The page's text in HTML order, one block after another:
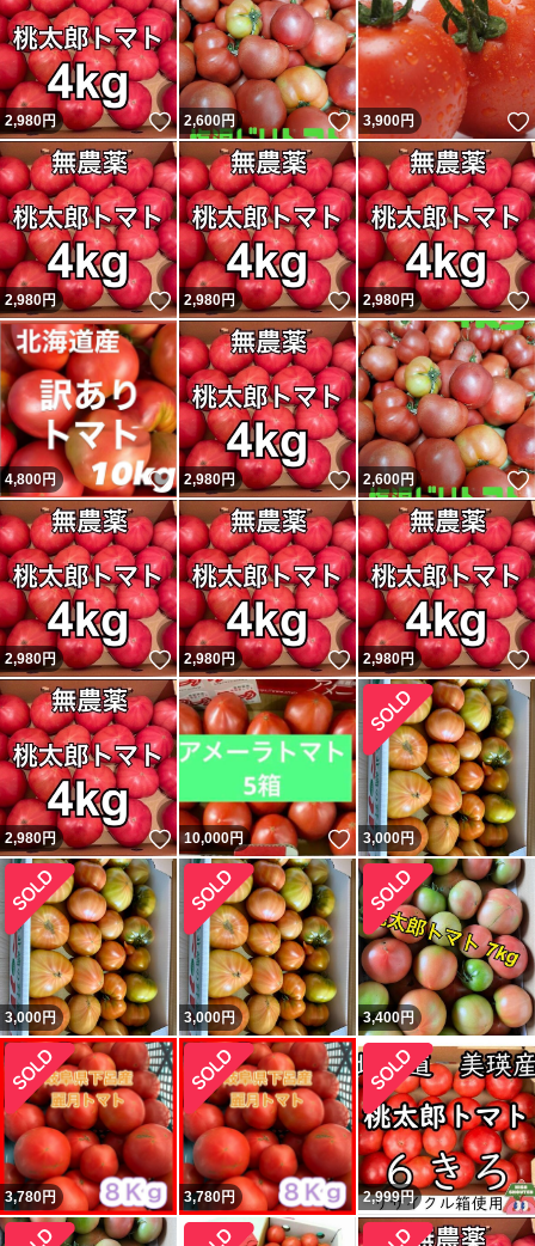
2,980円 いいね！
2,600円 いいね！
3,900円
2,980円 いいね！
2,980円 いいね！
2,980円
4,800円 いいね！
2,980円 いいね！
2,600円
2,980円 いいね！
2,980円 いいね！
2,980円
2,980円 いいね！
10,000円 いいね！
3,000円
3,000円 3,000円 3,400円
3,780円 3,780円 2,999円